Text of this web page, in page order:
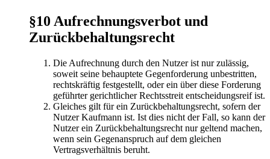
§10 Aufrechnungsverbot und
Zurückbehaltungsrecht
Die Aufrechnung durch den Nutzer ist nur zulässig,
soweit seine behauptete Gegenforderung unbestritten,
rechtskräftig festgestellt, oder ein über diese Forderung
geführter gerichtlicher Rechtsstreit entscheidungsreif ist.
Gleiches gilt für ein Zurückbehaltungsrecht, sofern der
Nutzer Kaufmann ist. Ist dies nicht der Fall, so kann der
Nutzer ein Zurückbehaltungsrecht nur geltend machen,
wenn sein Gegenanspruch auf dem gleichen
Vertragsverhältnis beruht.